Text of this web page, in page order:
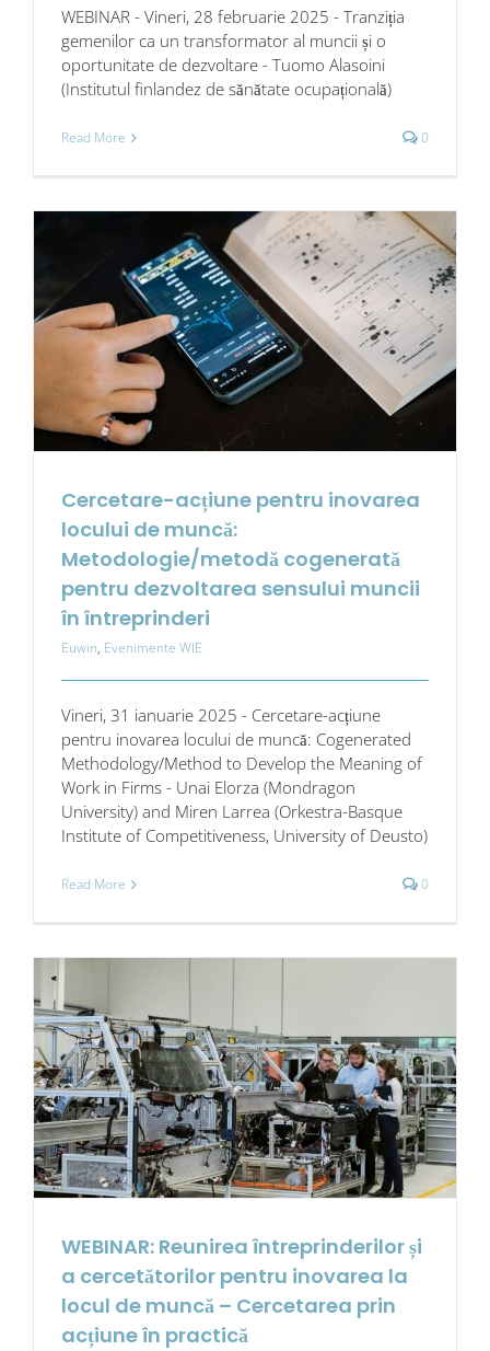
WEBINAR - Vineri, 28 februarie 2025 - Tranziția
gemenilor ca un transformator al muncii și o
oportunitate de dezvoltare - Tuomo Alasoini
(Institutul finlandez de sănătate ocupațională)
Read More 0
Cercetare-acțiune pentru inovarea
locului de muncă:
Metodologie/metodă cogenerată
pentru dezvoltarea sensului muncii
în întreprinderi
Euwin, Evenimente WIE
Vineri, 31 ianuarie 2025 - Cercetare-acțiune
pentru inovarea locului de muncă: Cogenerated
Methodology/Method to Develop the Meaning of
Work in Firms - Unai Elorza (Mondragon
University) and Miren Larrea (Orkestra-Basque
Institute of Competitiveness, University of Deusto)
Read More 0
WEBINAR: Reunirea întreprinderilor și
a cercetătorilor pentru inovarea la
locul de muncă – Cercetarea prin
acțiune în practică